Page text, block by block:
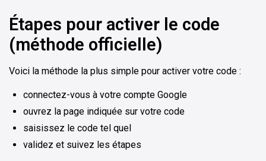
Étapes pour activer le code
(méthode officielle)
Voici la méthode la plus simple pour activer votre code :
connectez-vous à votre compte Google
ouvrez la page indiquée sur votre code
saisissez le code tel quel
validez et suivez les étapes